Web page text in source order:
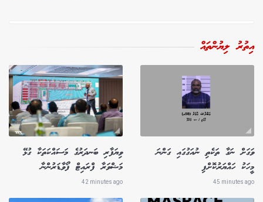
އިތުރު ލިޔުންތައް
ވަގަށް ނަގާ ތަކެތި ނުއަގުގައި ގަންނަ
މީހަކު ހައްޔަރުކޮށްފި
45 minutes ago
ވިޔަފާރި ބަނދަރުގެ މަސައްކަތަކާ ގުޅޭ
މަޝްވަރާ ފްރައިޓް ފޯވާޑަރުންނާ
42 minutes ago